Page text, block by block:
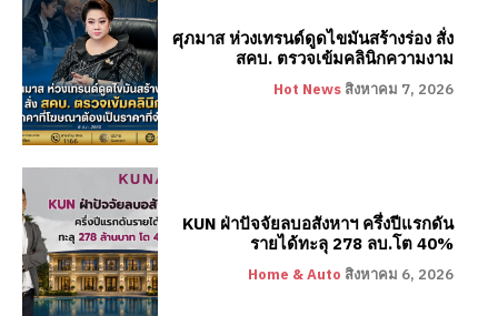
ศุภมาส ห่วงเทรนด์ดูดไขมันสร้างร่อง สั่ง
สคบ. ตรวจเข้มคลินิกความงาม
Hot News สิงหาคม 7, 2026
KUN ฝ่าปัจจัยลบอสังหาฯ ครึ่งปีแรกดัน
รายได้ทะลุ 278 ลบ.โต 40%
Home & Auto สิงหาคม 6, 2026